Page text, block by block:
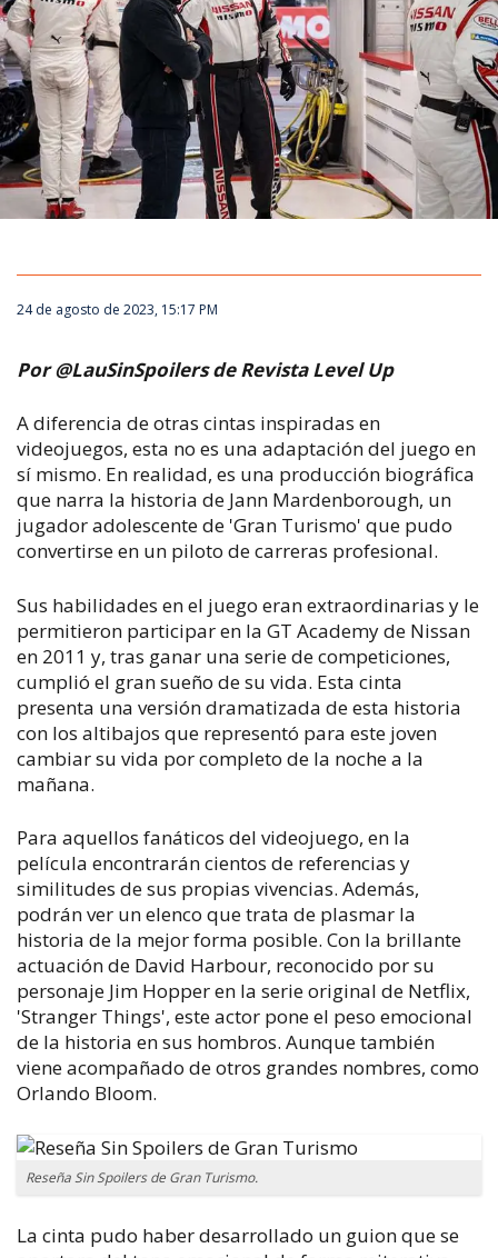
24 de agosto de 2023, 15:17 PM
Por @LauSinSpoilers de Revista Level Up
A diferencia de otras cintas inspiradas en
videojuegos, esta no es una adaptación del juego en
sí mismo. En realidad, es una producción biográfica
que narra la historia de Jann Mardenborough, un
jugador adolescente de 'Gran Turismo' que pudo
convertirse en un piloto de carreras profesional.
Sus habilidades en el juego eran extraordinarias y le
permitieron participar en la GT Academy de Nissan
en 2011 y, tras ganar una serie de competiciones,
cumplió el gran sueño de su vida. Esta cinta
presenta una versión dramatizada de esta historia
con los altibajos que representó para este joven
cambiar su vida por completo de la noche a la
mañana.
Para aquellos fanáticos del videojuego, en la
película encontrarán cientos de referencias y
similitudes de sus propias vivencias. Además,
podrán ver un elenco que trata de plasmar la
historia de la mejor forma posible. Con la brillante
actuación de David Harbour, reconocido por su
personaje Jim Hopper en la serie original de Netflix,
'Stranger Things', este actor pone el peso emocional
de la historia en sus hombros. Aunque también
viene acompañado de otros grandes nombres, como
Orlando Bloom.
Reseña Sin Spoilers de Gran Turismo.
La cinta pudo haber desarrollado un guion que se